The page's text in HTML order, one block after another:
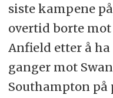
siste kampene
overtid borte
Anfield etter å
ganger mot
Southampton på